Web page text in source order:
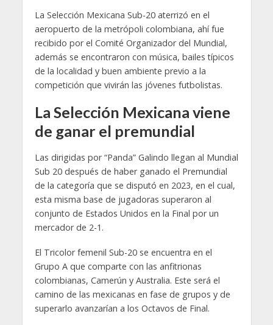
La Selección Mexicana Sub-20 aterrizó en el
aeropuerto de la metrópoli colombiana, ahí fue
recibido por el Comité Organizador del Mundial,
además se encontraron con música, bailes típicos
de la localidad y buen ambiente previo a la
competición que vivirán las jóvenes futbolistas.
La Selección Mexicana viene
de ganar el premundial
Las dirigidas por “Panda” Galindo llegan al Mundial
Sub 20 después de haber ganado el Premundial
de la categoría que se disputó en 2023, en el cual,
esta misma base de jugadoras superaron al
conjunto de Estados Unidos en la Final por un
mercador de 2-1.
El Tricolor femenil Sub-20 se encuentra en el
Grupo A que comparte con las anfitrionas
colombianas, Camerún y Australia. Este será el
camino de las mexicanas en fase de grupos y de
superarlo avanzarían a los Octavos de Final.